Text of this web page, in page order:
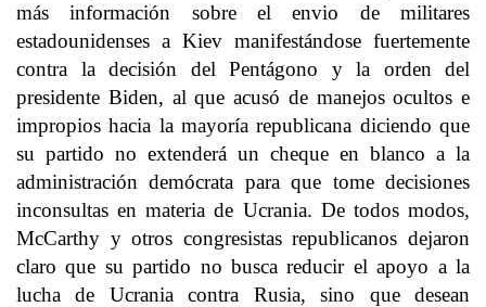
más información sobre el envio de militares
estadounidenses a Kiev manifestándose fuertemente
contra la decisión del Pentágono y la orden del
presidente Biden, al que acusó de manejos ocultos e
impropios hacia la mayoría republicana diciendo que
su partido no extenderá un cheque en blanco a la
administración demócrata para que tome decisiones
inconsultas en materia de Ucrania. De todos modos,
McCarthy y otros congresistas republicanos dejaron
claro que su partido no busca reducir el apoyo a la
lucha de Ucrania contra Rusia, sino que desean